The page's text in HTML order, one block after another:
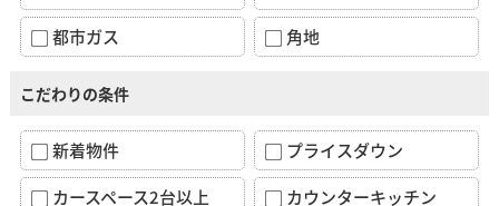
都市ガス
角地
こだわりの条件
新着物件
プライスダウン
カースペース2台以上
カウンターキッチン